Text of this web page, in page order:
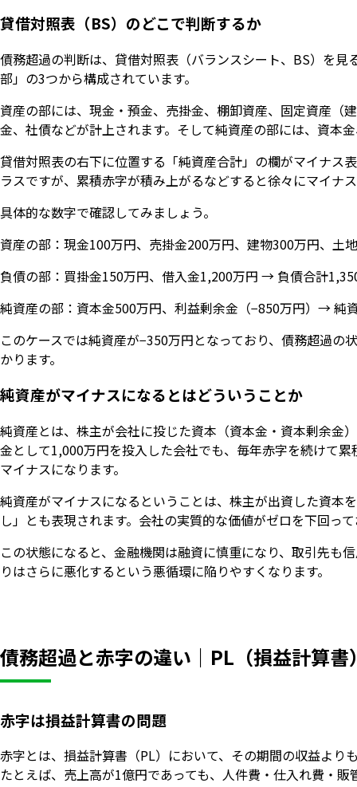
貸借対照表（BS）のどこで判断するか
債務超過の判断は、貸借対照表（バランスシート、BS）を
部」の3つから構成されています。
資産の部には、現金・預金、売掛金、棚卸資産、固定資産（
金、社債などが計上されます。そして純資産の部には、資本
貸借対照表の右下に位置する「純資産合計」の欄がマイナス
ラスですが、累積赤字が積み上がるなどすると徐々にマイナ
具体的な数字で確認してみましょう。
資産の部：現金100万円、売掛金200万円、建物300万円、土
負債の部：買掛金150万円、借入金1,200万円 → 負債合計
純資産の部：資本金500万円、利益剰余金（−850万円）→ 純
このケースでは純資産が−350万円となっており、債務超過
かります。
純資産がマイナスになるとはどういうことか
純資産とは、株主が会社に投じた資本（資本金・資本剰余金
金として1,000万円を投入した会社でも、毎年赤字を続けて
マイナスになります。
純資産がマイナスになるということは、株主が出資した資本
し」とも表現されます。会社の実質的な価値がゼロを下回っ
この状態になると、金融機関は融資に慎重になり、取引先も
りはさらに悪化するという悪循環に陥りやすくなります。
債務超過と赤字の違い｜PL（損益計算
赤字は損益計算書の問題
赤字とは、損益計算書（PL）において、その期間の収益よ
たとえば、売上高が1億円であっても、人件費・仕入れ費・